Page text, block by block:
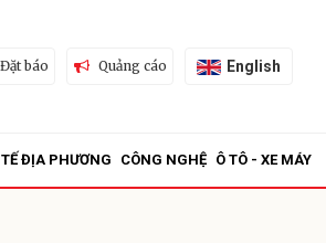
Đặt báo Quảng cáo English
ĐỊA PHƯƠNG CÔNG NGHỆ Ô TÔ - XE MÁY